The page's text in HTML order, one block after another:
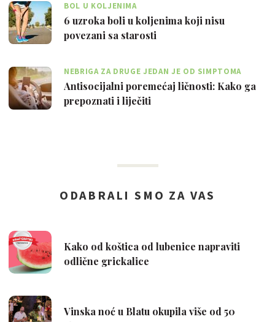
BOL U KOLJENIMA
6 uzroka boli u koljenima koji nisu
povezani sa starosti
NEBRIGA ZA DRUGE JEDAN JE OD SIMPTOMA
Antisocijalni poremećaj ličnosti: Kako ga
prepoznati i liječiti